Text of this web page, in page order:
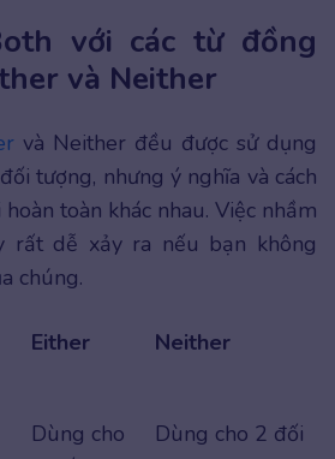
với các từ đồng
và Neither
và Neither đều được sử dụng
tượng, nhưng ý nghĩa và cách
toàn khác nhau. Việc nhầm
rất dễ xảy ra nếu bạn không
chúng.
Either Neither
Dùng cho
Dùng cho 2 đối